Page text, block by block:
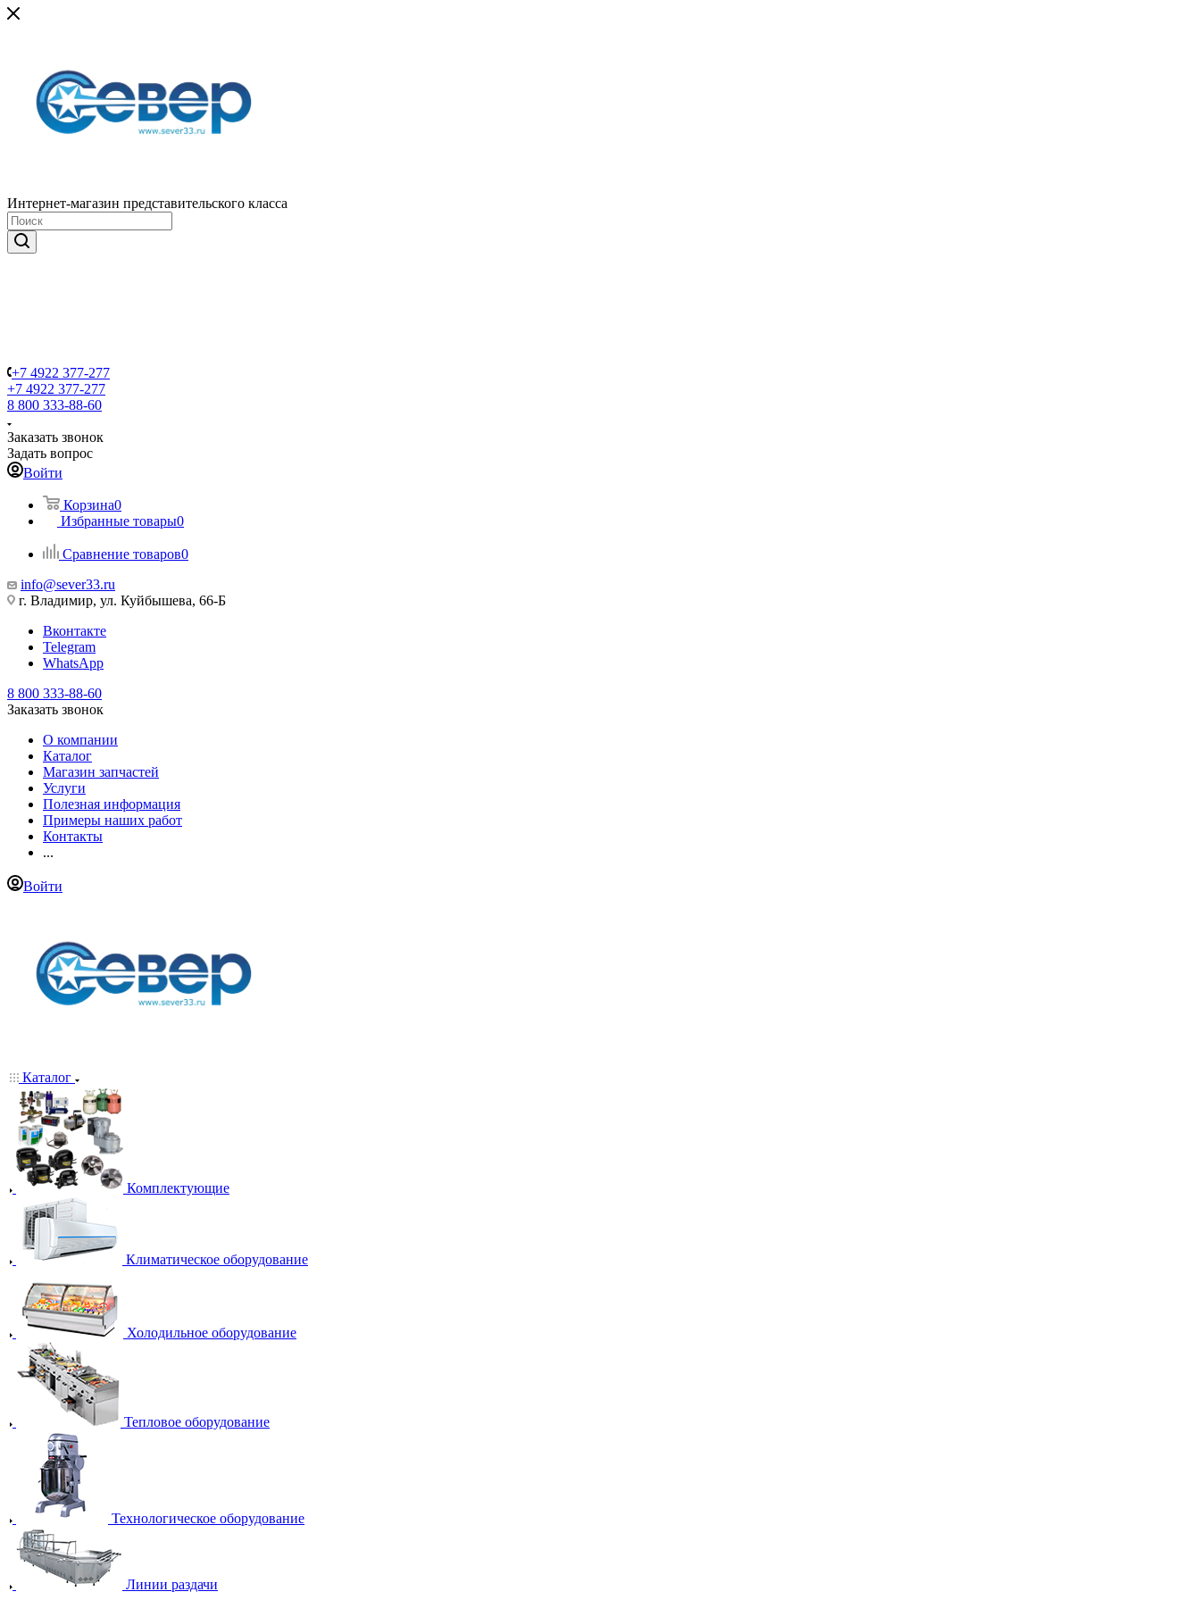
Интернет-магазин представительского класса
+7 4922 377-277
+7 4922 377-277
8 800 333-88-60
Заказать звонок
Задать вопрос
Войти
Корзина0
Избранные товары0
Сравнение товаров0
info@sever33.ru
г. Владимир, ул. Куйбышева, 66-Б
Вконтакте
Telegram
WhatsApp
8 800 333-88-60
Заказать звонок
О компании
Каталог
Магазин запчастей
Услуги
Полезная информация
Примеры наших работ
Контакты
...
Войти
Каталог
Комплектующие
Климатическое оборудование
Холодильное оборудование
Тепловое оборудование
Технологическое оборудование
Линии раздачи